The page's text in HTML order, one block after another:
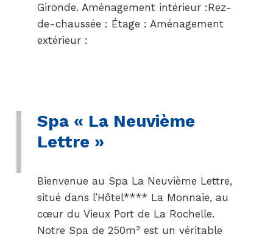
Gironde. Aménagement intérieur :Rez-
de-chaussée : Étage : Aménagement
extérieur :
Spa « La Neuvième
Lettre »
Bienvenue au Spa La Neuvième Lettre,
situé dans l’Hôtel**** La Monnaie, au
cœur du Vieux Port de La Rochelle.
Notre Spa de 250m² est un véritable